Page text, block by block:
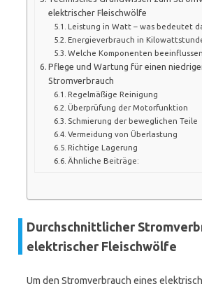
elektrischer Fleischwölfe
Leistung in Watt – was bedeutet
Energieverbrauch in
Welche Komponenten
Pflege und Wartung für einen
Stromverbrauch
Regelmäßige Reinigung
Überprüfung der Motorfunktion
Schmierung der beweglichen Teile
Vermeidung von Überlastung
Richtige Lagerung
Ähnliche Beiträge:
Durchschnittlicher
elektrischer Fleischwölfe
Um den Stromverbrauch eines